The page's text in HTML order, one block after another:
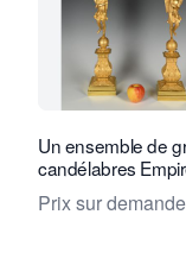
Un ensemble de
candélabres
Prix sur demande